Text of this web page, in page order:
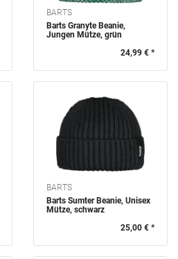
BARTS
Barts Granyte Beanie,
Jungen Mütze, grün
24,99 € *
BARTS
Barts Sumter Beanie, Unisex
Mütze, schwarz
25,00 € *